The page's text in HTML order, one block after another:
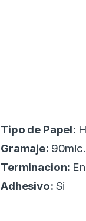
Tipo de Papel:
Gramaje: 90mic.
Terminacion:
Adhesivo: Si